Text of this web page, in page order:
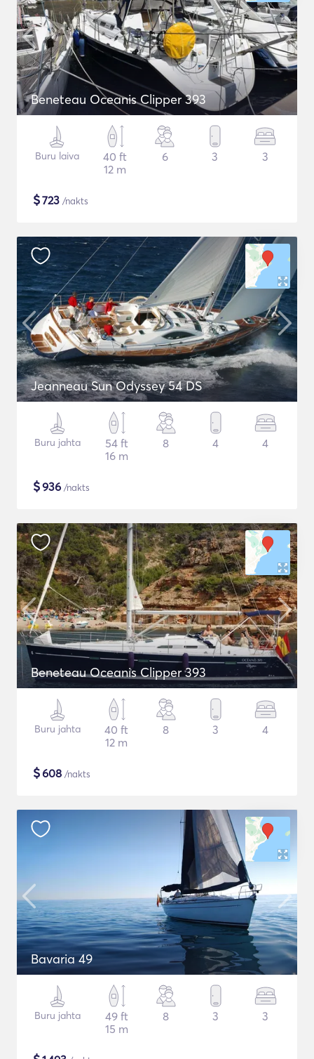
Beneteau Oceanis Clipper 393
Buru laiva
40 ft
12 m
6 3 3
$723 /nakts
Jeanneau Sun Odyssey 54 DS
Buru jahta
54 ft
16 m
8 4 4
$936 /nakts
Beneteau Oceanis Clipper 393
Buru jahta
40 ft
12 m
8 3 4
$608 /nakts
Bavaria 49
Buru jahta
49 ft
15 m
8 3 3